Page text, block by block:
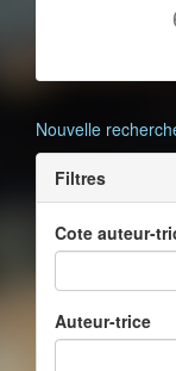
Nouvelle
Filtres
Cote auteur-
Auteur-trice